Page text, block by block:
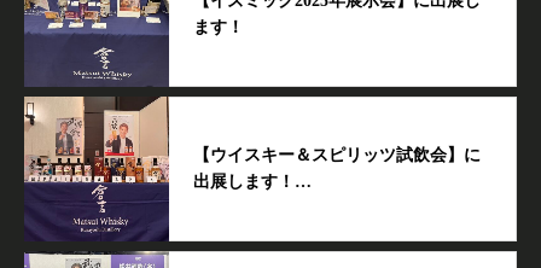
ます！
【ウイスキー＆スピリッツ試飲会】に
出展します！…